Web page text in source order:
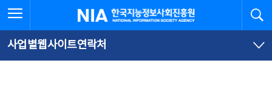
문
로
가
체
뉴
바
가
한국지능정보사회진흥원
사업별웹사이트연락처